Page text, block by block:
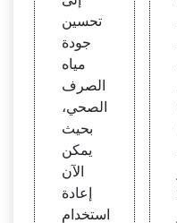
ري م
صر
تحسين
جودة
مياه
الصرف
الصحي،
بحيث
يمكن
الآن
إعادة
استخدام